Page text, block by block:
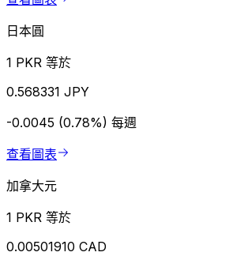
日本圓
1 PKR 等於
0.568331 JPY
-0.0045 (0.78%) 每週
查看圖表
加拿大元
1 PKR 等於
0.00501910 CAD